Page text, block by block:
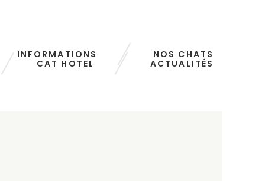
INFORMATIONS
NOS CHATS
CAT HOTEL
ACTUALITÉS